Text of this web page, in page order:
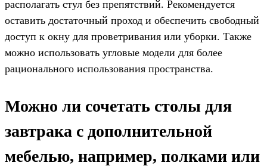
располагать стул без препятствий. Рекомендуется
оставить достаточный проход и обеспечить свободный
доступ к окну для проветривания или уборки. Также
можно использовать угловые модели для более
рационального использования пространства.
Можно ли сочетать столы для
завтрака с дополнительной
мебелью, например, полками или